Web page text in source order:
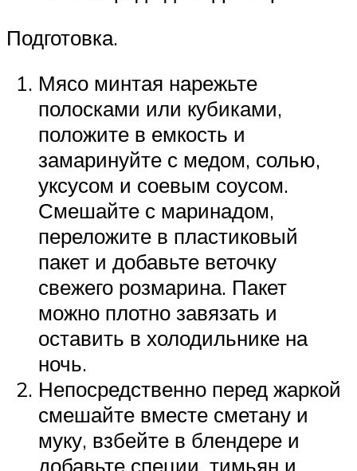
Подготовка.
Мясо минтая нарежьте
полосками или кубиками,
положите в емкость и
замаринуйте с медом, солью,
уксусом и соевым соусом.
Смешайте с маринадом,
переложите в пластиковый
пакет и добавьте веточку
свежего розмарина. Пакет
можно плотно завязать и
оставить в холодильнике на
ночь.
Непосредственно перед жаркой
смешайте вместе сметану и
муку, взбейте в блендере и
добавьте специи, тимьян и